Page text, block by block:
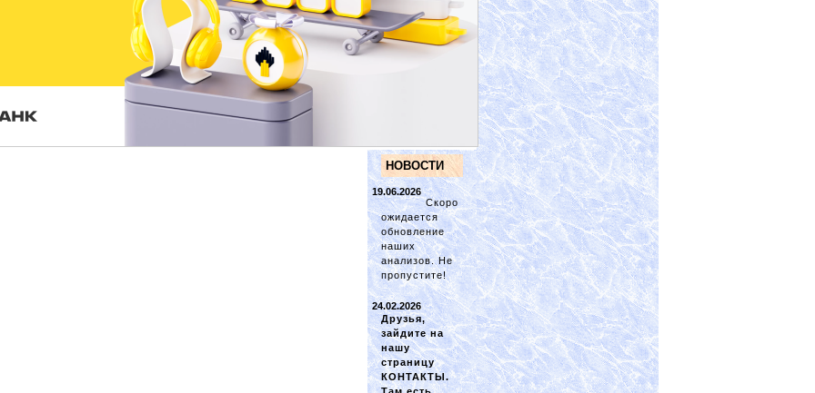
НОВОСТИ
19.06.2026
Скоро
ожидается
обновление
наших
анализов. Не
пропустите!
24.02.2026
Друзья,
зайдите на
нашу
страницу
КОНТАКТЫ.